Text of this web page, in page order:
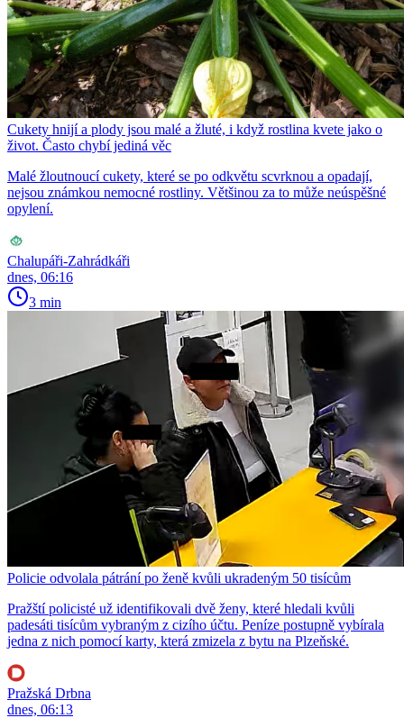
Cukety hnijí a plody jsou malé a žluté, i když rostlina kvete jako o
život. Často chybí jediná věc
Malé žloutnoucí cukety, které se po odkvětu scvrknou a opadají,
nejsou známkou nemocné rostliny. Většinou za to může neúspěšné
opylení.
Chalupáři-Zahrádkáři
dnes, 06:16
3 min
Policie odvolala pátrání po ženě kvůli ukradeným 50 tisícům
Pražští policisté už identifikovali dvě ženy, které hledali kvůli
padesáti tisícům vybraným z cizího účtu. Peníze postupně vybírala
jedna z nich pomocí karty, která zmizela z bytu na Plzeňské.
Pražská Drbna
dnes, 06:13